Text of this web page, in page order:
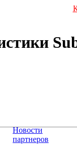
Новости
партнеров